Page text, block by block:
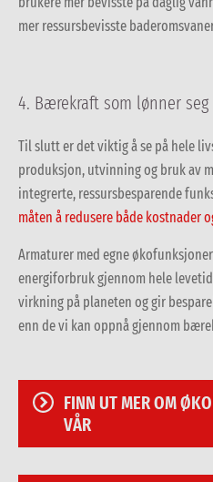
mer ressursbevisste
4. Bærekraft som lønner
Til slutt er det viktig å se på hele
produksjon, utvinning og bruk av
integrerte, ressursbesparende
måten å redusere både kostnader
Armaturer med egne
energiforbruk gjennom hele
virkning på planeten og gir
enn de vi kan oppnå gjennom
FINN UT MER OM
VÅR